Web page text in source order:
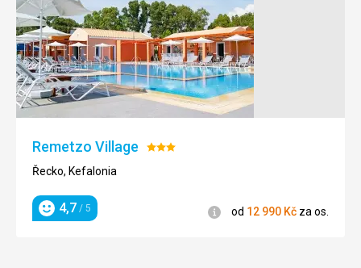
Remetzo Village Hodnocení:
Řecko, Kefalonia
Hodnocení
4,7 / 5 Informace
od 12 990 Kč za os.